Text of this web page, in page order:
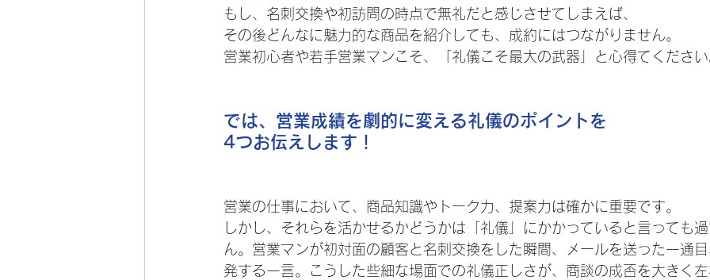
もし、名刺交換や初訪問の時点で無礼だと感じさせてしまえば、
その後どんなに魅力的な商品を紹介しても、成約にはつながりません。
営業初心者や若手営業マンこそ、「礼儀こそ最大の武器」と心得てくださ
では、営業成績を劇的に変える礼儀のポイントを
4つお伝えします！
営業の仕事において、商品知識やトーク力、提案力は確かに重要です。
しかし、それらを活かせるかどうかは「礼儀」にかかっていると言っても
ん。営業マンが初対面の顧客と名刺交換をした瞬間、メールを送った一通
発する一言。こうした些細な場面での礼儀正しさが、商談の成否を大きく